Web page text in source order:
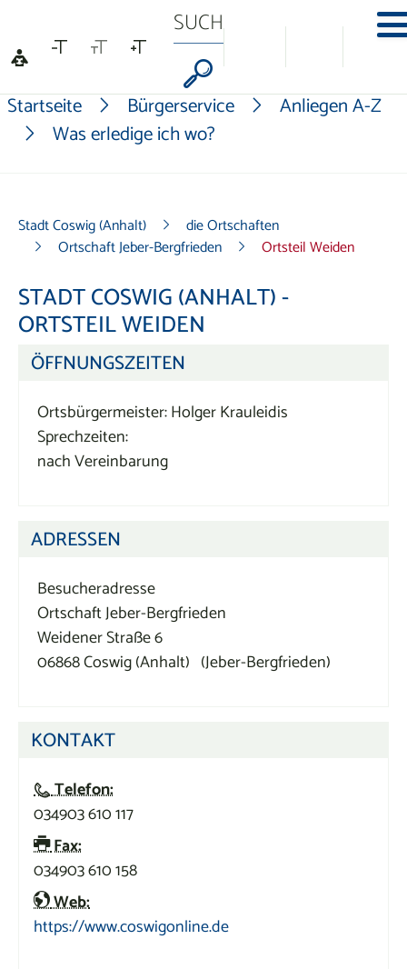
Startseite Bürgerservice
Anliegen A-Z
Was erledige ich wo?
Stadt Coswig (Anhalt)
die Ortschaften
Ortschaft Jeber-Bergfrieden
Ortsteil Weiden
STADT COSWIG (ANHALT) -
ORTSTEIL WEIDEN
ÖFFNUNGSZEITEN
Ortsbürgermeister: Holger Krauleidis
Sprechzeiten:
nach Vereinbarung
ADRESSEN
Besucheradresse
Ortschaft Jeber-Bergfrieden
Weidener Straße 6
06868Coswig (Anhalt) (Jeber-Bergfrieden)
KONTAKT
Telefon:
034903 610 117
Fax:
034903 610 158
Web:
https://www.coswigonline.de